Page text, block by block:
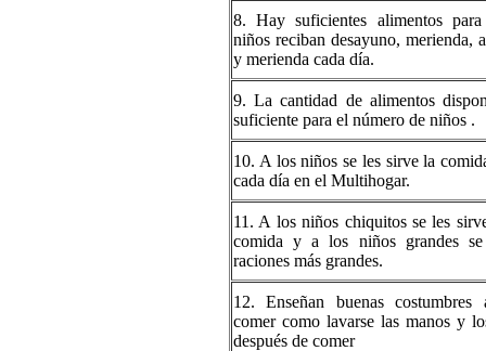
8. Hay suficientes alimentos
niños reciban desayuno, merienda,
y merienda cada día.
9. La cantidad de alimentos
suficiente para el número de niños .
10. A los niños se les sirve la
cada día en el Multihogar.
11. A los niños chiquitos se les
comida y a los niños grandes
raciones más grandes.
12. Enseñan buenas costumbres
comer como lavarse las manos y
después de comer